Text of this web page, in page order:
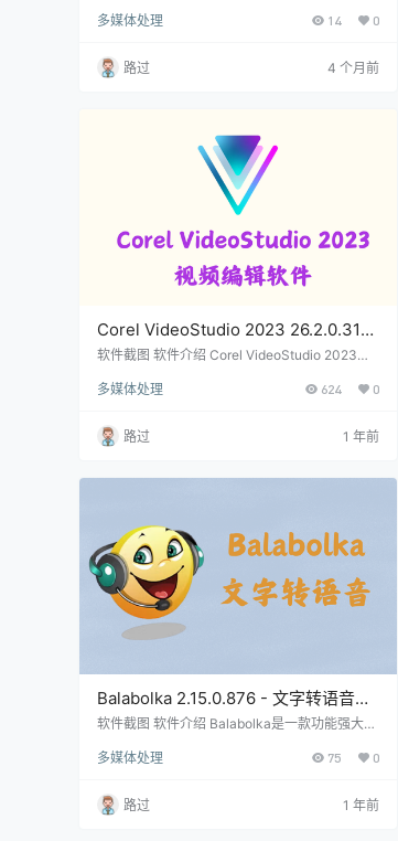
具，其最后一次更新是2016年，距离现在已经有
入软件中，然后设置好编码器，最后点上面的
【压制】就可以了。 如果想要批量压缩，可把视
缩效果的话，建议…
多媒体处理 14 0
路过 4 个月前
Corel VideoStudio 2023 26.2.0.311
– 视频编辑软件 [雨糖科技特别版]
软件截图 软件介绍 Corel VideoStudio 2023，
的视频编辑软件，深受专业人士的青睐。这款软
新视频、录制屏幕画面，还是刻录光盘、进行后
期编辑、添加特效、字幕和配音等，都能轻松胜
富、操作简便等优点，赢得了广大用户的喜爱，
多媒体处理 624 0
路过 1 年前
Balabolka 2.15.0.876 - 文字转语音
[绿色版]
软件截图 软件介绍 Balabolka是一款功能强大的
即可将其转换为语音输出，并支持自定义语调和
olka依赖于电脑系统中已安装的语音库。因此，
如果想要将文本转换成其他语言的语音，需要先
多媒体处理 75 0
路过 1 年前